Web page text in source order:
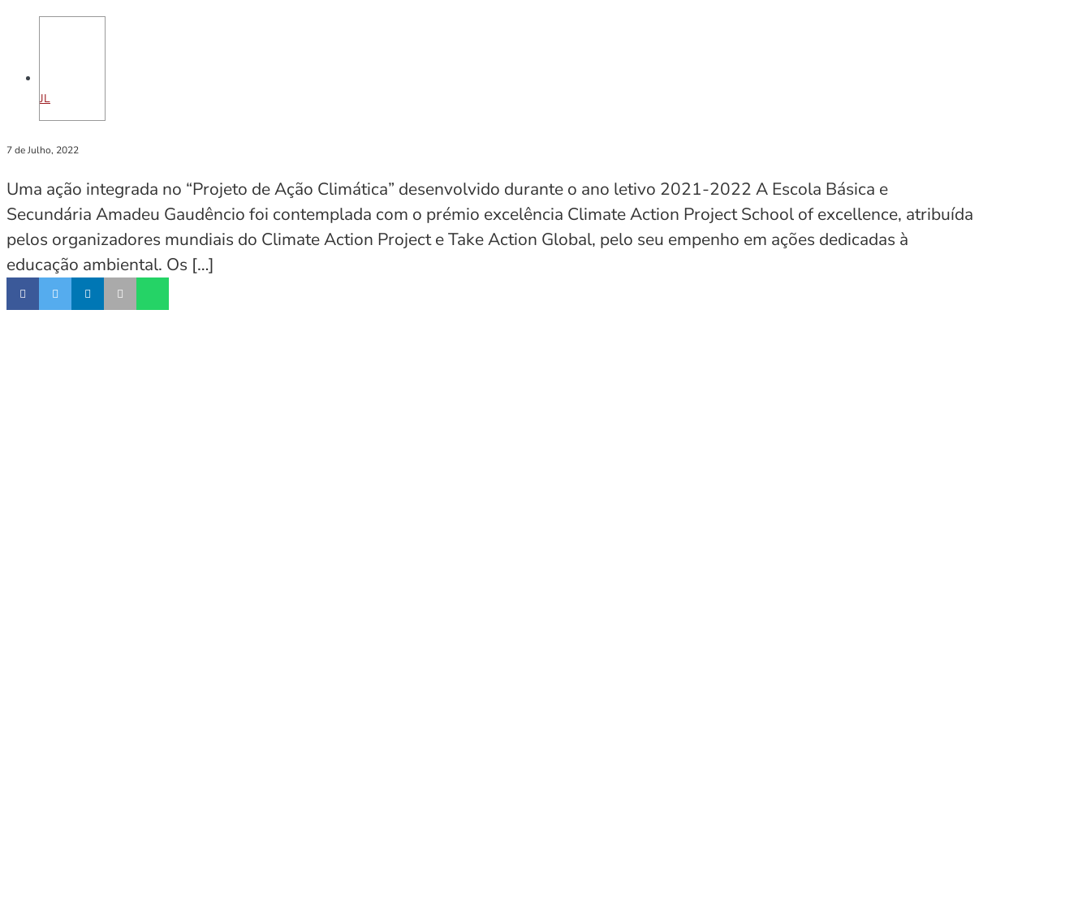
JL
7 de Julho, 2022
Uma ação integrada no “Projeto de Ação Climática” desenvolvido durante o ano letivo 2021-2022 A Escola Básica e
Secundária Amadeu Gaudêncio foi contemplada com o prémio excelência Climate Action Project School of excellence, atribuída
pelos organizadores mundiais do Climate Action Project e Take Action Global, pelo seu empenho em ações dedicadas à
educação ambiental. Os […]